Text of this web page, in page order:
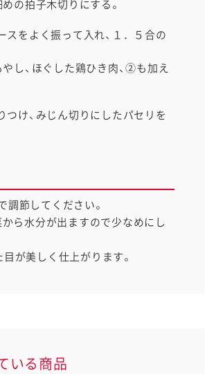
の拍子木切りにする。
をよく振って入れ、１．５合の
し、ほぐした鶏ひき肉、②も加え
け、みじん切りにしたパセリを
調節してください。
から水分が出ますので少なめにし
が美しく仕上がります。
いる商品